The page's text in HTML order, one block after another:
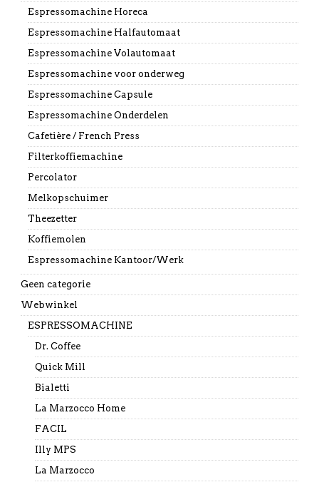
Espressomachine Horeca
Espressomachine Halfautomaat
Espressomachine Volautomaat
Espressomachine voor onderweg
Espressomachine Capsule
Espressomachine Onderdelen
Cafetière / French Press
Filterkoffiemachine
Percolator
Melkopschuimer
Theezetter
Koffiemolen
Espressomachine Kantoor/Werk
Geen categorie
Webwinkel
ESPRESSOMACHINE
Dr. Coffee
Quick Mill
Bialetti
La Marzocco Home
FACIL
Illy MPS
La Marzocco